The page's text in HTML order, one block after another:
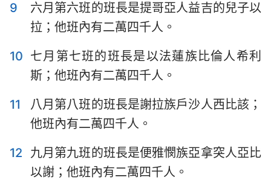
9
六月第六班的班長是提哥亞人益吉的兒子以
拉；他班內有二萬四千人。
10 七月第七班的班長是以法蓮族比倫人希利
斯；他班內有二萬四千人。
11
八月第八班的班長是謝拉族戶沙人西比該；
他班內有二萬四千人。
12
九月第九班的班長是便雅憫族亞拿突人亞比
以謝；他班內有二萬四千人。